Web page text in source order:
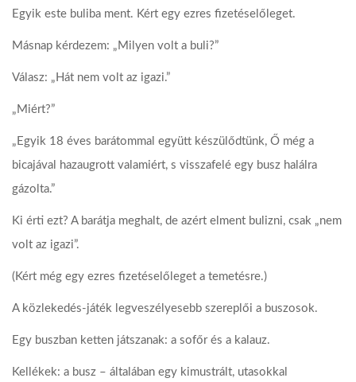
Egyik este buliba ment. Kért egy ezres fizetéselőleget.
Másnap kérdezem: „Milyen volt a buli?”
Válasz: „Hát nem volt az igazi.”
„Miért?”
„Egyik 18 éves barátommal együtt készülődtünk, Ő még a
bicajával hazaugrott valamiért, s visszafelé egy busz halálra
gázolta.”
Ki érti ezt? A barátja meghalt, de azért elment bulizni, csak „nem
volt az igazi”.
(Kért még egy ezres fizetéselőleget a temetésre.)
A közlekedés-játék legveszélyesebb szereplői a buszosok.
Egy buszban ketten játszanak: a sofőr és a kalauz.
Kellékek: a busz – általában egy kimustrált, utasokkal